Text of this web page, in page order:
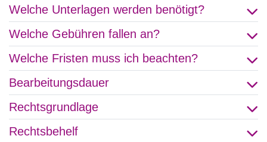
Welche Unterlagen werden benötigt?
Welche Gebühren fallen an?
Welche Fristen muss ich beachten?
Bearbeitungsdauer
Rechtsgrundlage
Rechtsbehelf